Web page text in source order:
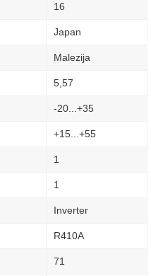
16
Japan
Malezija
5,57
-20...+35
+15...+55
1
1
Inverter
R410A
71